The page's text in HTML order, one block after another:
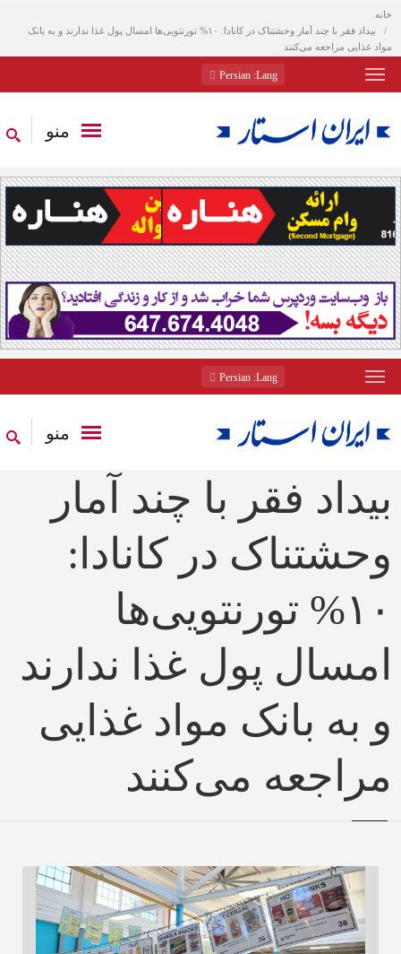
خانه
بیداد فقر با چند آمار وحشتناک در کانادا: ۱۰% تورنتویی‌ها امسال پول غذا ندارند و به بانک
مواد غذایی مراجعه می‌کنند
Lang
: Persian
منو
Lang
: Persian
منو
بیداد فقر با چند آمار
وحشتناک در کانادا:
۱۰% تورنتویی‌ها
امسال پول غذا ندارند
و به بانک مواد غذایی
مراجعه می‌کنند